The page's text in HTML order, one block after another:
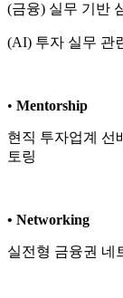
(금융) 실무 기반
(AI) 투자 실무 관
• Mentorship
현직 투자업계 선
토링
• Networking
실전형 금융권 네